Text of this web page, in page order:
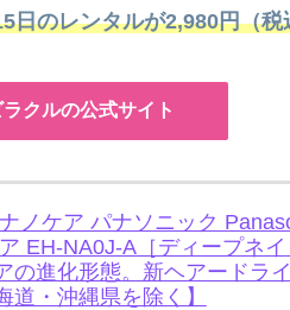
日のレンタルが2,980円（
ラクルの公式サイト
ノケア パナソニック
EH-NA0J-A［ディープネ
の進化形態。新ヘアードラ
・沖縄県を除く】